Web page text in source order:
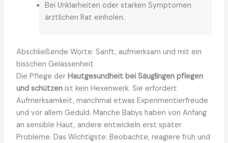
Bei Unklarheiten oder starken Symptomen
ärztlichen Rat einholen.
Abschließende Worte: Sanft, aufmerksam und mit ein
bisschen Gelassenheit
Die Pflege der Hautgesundheit bei Säuglingen pflegen
und schützenist kein Hexenwerk. Sie erfordert
Aufmerksamkeit, manchmal etwas Experimentierfreude
und vor allem Geduld. Manche Babys haben von Anfang
an sensible Haut, andere entwickeln erst später
Probleme. Das Wichtigste: Beobachte, reagiere früh und